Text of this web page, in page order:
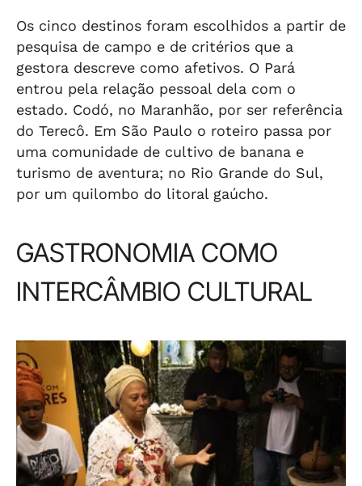
Os cinco destinos foram escolhidos a partir de
pesquisa de campo e de critérios que a
gestora descreve como afetivos. O Pará
entrou pela relação pessoal dela com o
estado. Codó, no Maranhão, por ser referência
do Terecô. Em São Paulo o roteiro passa por
uma comunidade de cultivo de banana e
turismo de aventura; no Rio Grande do Sul,
por um quilombo do litoral gaúcho.
GASTRONOMIA COMO
INTERCÂMBIO CULTURAL